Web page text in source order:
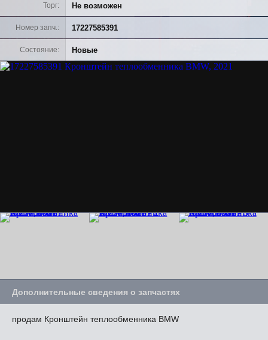
Торг Не возможен
Номер запч. 17227585391
Состояние Новые
Дополнительные сведения о запчастях
продам Кронштейн теплообменника BMW